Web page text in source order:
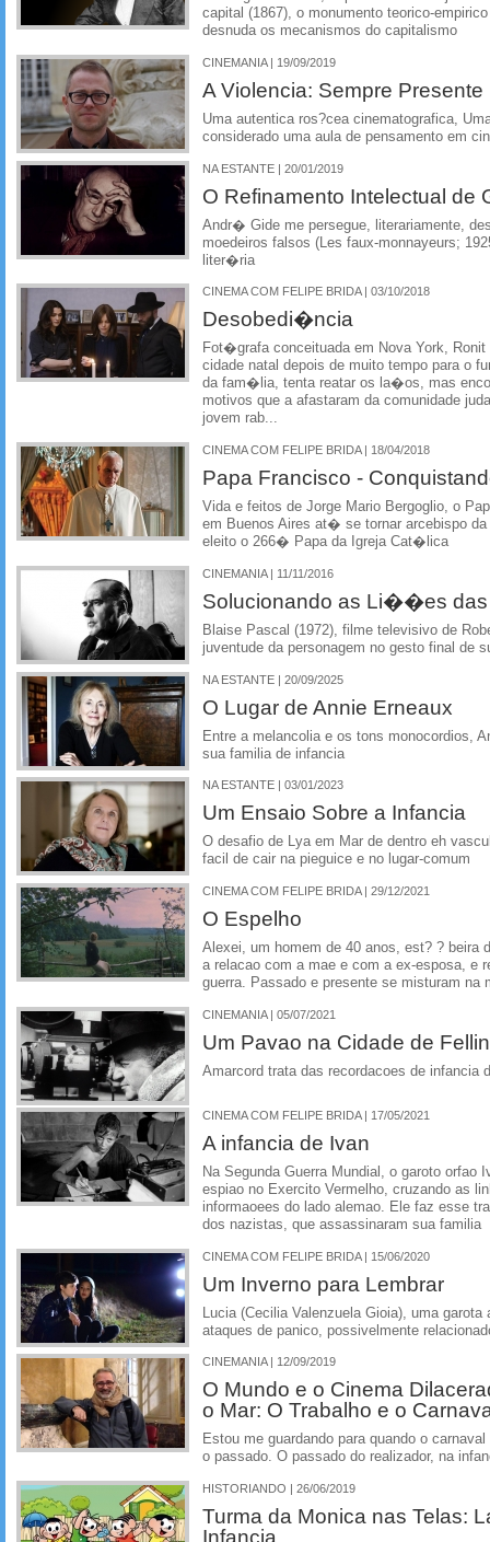
capital (1867), o monumento teorico-
desnuda os mecanismos do capitalismo
CINEMANIA | 19/09/2019
A Violencia: Sempre Presente
Uma autentica ros?cea cinematografica,
considerado uma aula de pensamento em
NA ESTANTE | 20/01/2019
O Refinamento Intelectual de
Andr� Gide me persegue, literariamente,
moedeiros falsos (Les faux-monnayeurs;
liter�ria
CINEMA COM FELIPE BRIDA | 03/10/2018
Desobedi�ncia
Fot�grafa conceituada em Nova York,
cidade natal depois de muito tempo para o
da fam�lia, tenta reatar os la�os, mas
motivos que a afastaram da comunidade
jovem rab...
CINEMA COM FELIPE BRIDA | 18/04/2018
Papa Francisco -
Vida e feitos de Jorge Mario Bergoglio, o
em Buenos Aires at� se tornar arcebispo
eleito o 266� Papa da Igreja Cat�lica
CINEMANIA | 11/11/2016
Solucionando as Li��es das
Blaise Pascal (1972), filme televisivo de
juventude da personagem no gesto final de
NA ESTANTE | 20/09/2025
O Lugar de Annie Erneaux
Entre a melancolia e os tons monocordios,
sua familia de infancia
NA ESTANTE | 03/01/2023
Um Ensaio Sobre a Infancia
O desafio de Lya em Mar de dentro eh
facil de cair na pieguice e no lugar-comum
CINEMA COM FELIPE BRIDA | 29/12/2021
O Espelho
Alexei, um homem de 40 anos, est? ? beira
a relacao com a mae e com a ex-esposa, e
guerra. Passado e presente se misturam na
CINEMANIA | 05/07/2021
Um Pavao na Cidade de
Amarcord trata das recordacoes de infancia
CINEMA COM FELIPE BRIDA | 17/05/2021
A infancia de Ivan
Na Segunda Guerra Mundial, o garoto orfao
espiao no Exercito Vermelho, cruzando as
informaoees do lado alemao. Ele faz esse
dos nazistas, que assassinaram sua familia
CINEMA COM FELIPE BRIDA | 15/06/2020
Um Inverno para Lembrar
Lucia (Cecilia Valenzuela Gioia), uma
ataques de panico, possivelmente
CINEMANIA | 12/09/2019
O Mundo e o Cinema
o Mar: O Trabalho e o
Estou me guardando para quando o
o passado. O passado do realizador, na
HISTORIANDO | 26/06/2019
Turma da Monica nas Telas:
Infancia